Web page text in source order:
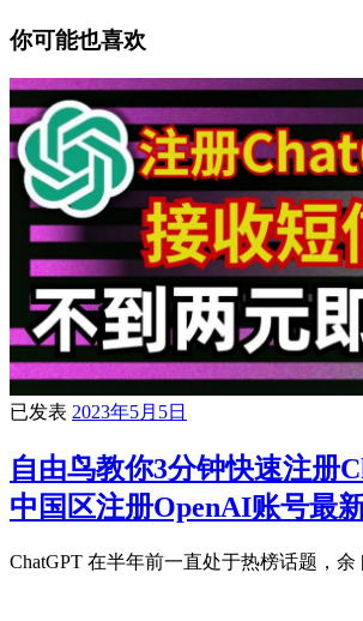
你可能也喜欢
已发表 2023年5月5日
自由鸟教你3分钟快速注册
中国区注册OpenAI账号最
ChatGPT 在半年前一直处于热榜话题，